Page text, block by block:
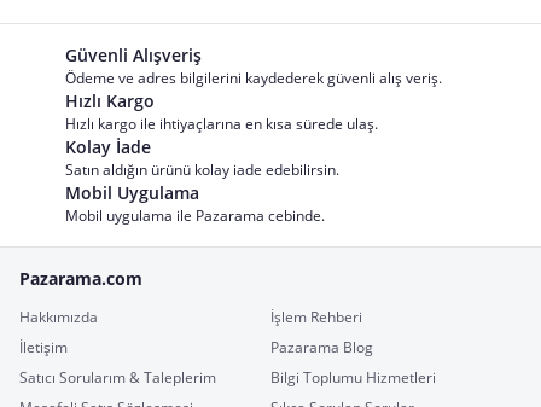
Güvenli Alışveriş
Ödeme ve adres bilgilerini kaydederek güvenli alış veriş.
Hızlı Kargo
Hızlı kargo ile ihtiyaçlarına en kısa sürede ulaş.
Kolay İade
Satın aldığın ürünü kolay iade edebilirsin.
Mobil Uygulama
Mobil uygulama ile Pazarama cebinde.
Pazarama.com
Hakkımızda
İşlem Rehberi
İletişim
Pazarama Blog
Satıcı Sorularım & Taleplerim
Bilgi Toplumu Hizmetleri